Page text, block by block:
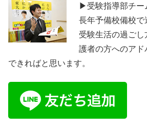
▶受験指導部チー
長年予備校備校で
受験生活の過ご
護者の方へのアド
できればと思います。